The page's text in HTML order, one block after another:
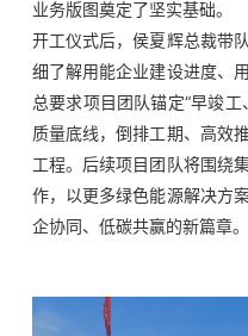
业务版图奠定了坚实基础。
开工仪式后，侯夏辉总裁带
细了解用能企业建设进度、
总要求项目团队锚定“早竣
质量底线，倒排工期、高效
工程。后续项目团队将围绕
作，以更多绿色能源解决方
企协同、低碳共赢的新篇章。